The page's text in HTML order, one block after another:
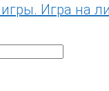
Игра на